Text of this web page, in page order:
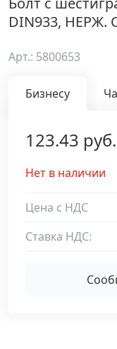
Распродажа
Уценка
Анкерная техника
Дюбельная
DIN933, НЕРЖ.
Арт.: 5800653
Бизнесу
123.43 руб.
Нет в наличии
Цена с НДС
Ставка НДС: